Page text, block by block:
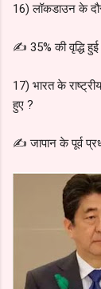
16) लॉकडाउन के
✍️ 35% की वृद्धि हुई
17) भारत के
हुए ?
✍️ जापान के पूर्व